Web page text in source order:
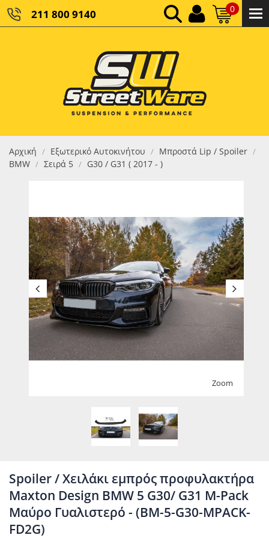
211 800 9140 0
ΚΑΘΑΡΌ ΣΎΝΟΛΟ:
ΤΕΛΙΚΌ ΣΎΝΟΛΟ:0,00 €
Αρχική / Εξωτερικό Αυτοκινήτου / Μπροστά Lip / Spoiler /
BMW / Σειρά 5 / G30 / G31 ( 2017 - )
Zoom
Spoiler / Χειλάκι εμπρός προφυλακτήρα
Maxton Design BMW 5 G30/ G31 M-Pack
Μαύρο Γυαλιστερό - (BM-5-G30-MPACK-
FD2G)